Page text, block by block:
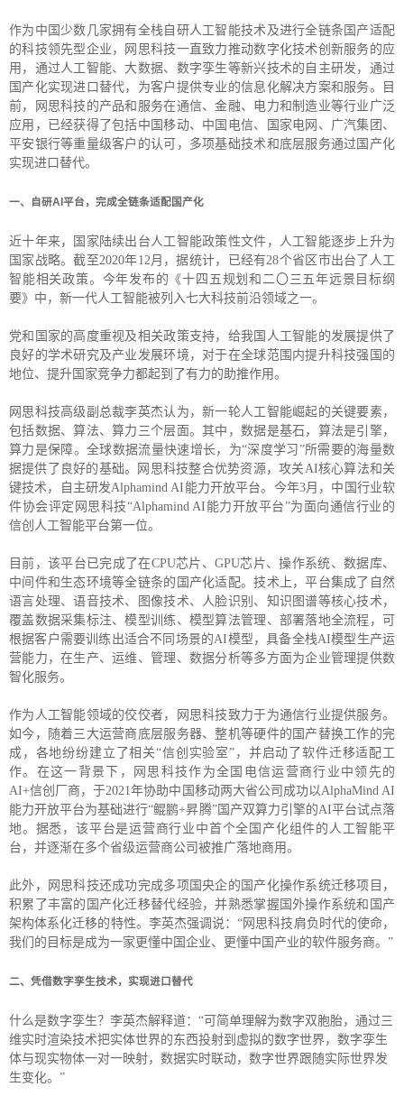
作为中国少数几家拥有全栈自研人工智能技术及进行全链条国产适配
的科技领先型企业，网思科技一直致力推动数字化技术创新服务的应
用，通过人工智能、大数据、数字孪生等新兴技术的自主研发，通过
国产化实现进口替代，为客户提供专业的信息化解决方案和服务。目
前，网思科技的产品和服务在通信、金融、电力和制造业等行业广泛
应用，已经获得了包括中国移动、中国电信、国家电网、广汽集团、
平安银行等重量级客户的认可，多项基础技术和底层服务通过国产化
实现进口替代。
一、 自研AI平台，完成全链条适配国产化
近十年来，国家陆续出台人工智能政策性文件，人工智能逐步上升为
国家战略。截至2020年12月，据统计，已经有28个省区市出台了人工
智能相关政策。今年发布的《十四五规划和二〇三五年远景目标纲
要》中，新一代人工智能被列入七大科技前沿领域之一。
党和国家的高度重视及相关政策支持，给我国人工智能的发展提供了
良好的学术研究及产业发展环境，对于在全球范围内提升科技强国的
地位、提升国家竞争力都起到了有力的助推作用。
网思科技高级副总裁李英杰认为，新一轮人工智能崛起的关键要素，
包括数据、算法、算力三个层面。其中，数据是基石，算法是引擎，
算力是保障。全球数据流量快速增长，为“深度学习”所需要的海量数
据提供了良好的基础。网思科技整合优势资源，攻关AI核心算法和关
键技术，自主研发Alphamind AI能力开放平台。今年3月，中国行业软
件协会评定网思科技“Alphamind AI能力开放平台”为面向通信行业的
信创人工智能平台第一位。
目前，该平台已完成了在CPU芯片、GPU芯片、操作系统、数据库、
中间件和生态环境等全链条的国产化适配。技术上，平台集成了自然
语言处理、语音技术、图像技术、人脸识别、知识图谱等核心技术，
覆盖数据采集标注、模型训练、模型算法管理、部署落地全流程，可
根据客户需要训练出适合不同场景的AI模型，具备全栈AI模型生产运
营能力，在生产、运维、管理、数据分析等多方面为企业管理提供数
智化服务。
作为人工智能领域的佼佼者，网思科技致力于为通信行业提供服务。
如今，随着三大运营商底层服务器、整机等硬件的国产替换工作的完
成，各地纷纷建立了相关“信创实验室”，并启动了软件迁移适配工
作。在这一背景下，网思科技作为全国电信运营商行业中领先的
AI+信创厂商，于2021年协助中国移动两大省公司成功以AlphaMind AI
能力开放平台为基础进行“鲲鹏+昇腾”国产双算力引擎的AI平台试点落
地。据悉，该平台是运营商行业中首个全国产化组件的人工智能平
台，并逐渐在多个省级运营商公司被推广落地商用。
此外，网思科技还成功完成多项国央企的国产化操作系统迁移项目，
积累了丰富的国产化迁移替代经验，并熟悉掌握国外操作系统和国产
架构体系化迁移的特性。李英杰强调说：“网思科技肩负时代的使命，
我们的目标是成为一家更懂中国企业、更懂中国产业的软件服务商。”
二、 凭借数字孪生技术，实现进口替代
什么是数字孪生？李英杰解释道：“可简单理解为数字双胞胎，通过三
维实时渲染技术把实体世界的东西投射到虚拟的数字世界，数字孪生
体与现实物体一对一映射，数据实时联动，数字世界跟随实际世界发
生变化。”